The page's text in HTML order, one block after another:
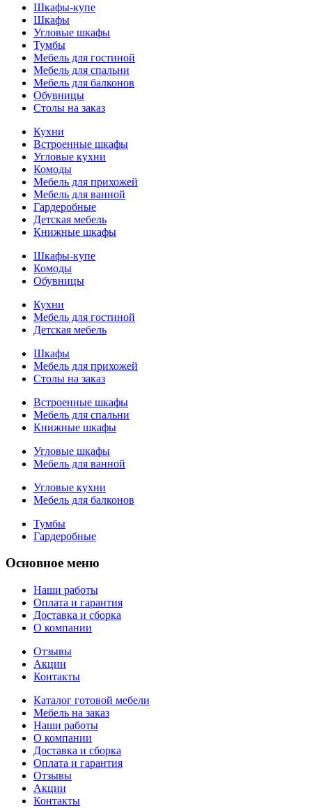
Шкафы-купе
Шкафы
Угловые шкафы
Тумбы
Мебель для гостиной
Мебель для спальни
Мебель для балконов
Обувницы
Столы на заказ
Кухни
Встроенные шкафы
Угловые кухни
Комоды
Мебель для прихожей
Мебель для ванной
Гардеробные
Детская мебель
Книжные шкафы
Шкафы-купе
Комоды
Обувницы
Кухни
Мебель для гостиной
Детская мебель
Шкафы
Мебель для прихожей
Столы на заказ
Встроенные шкафы
Мебель для спальни
Книжные шкафы
Угловые шкафы
Мебель для ванной
Угловые кухни
Мебель для балконов
Тумбы
Гардеробные
Основное меню
Наши работы
Оплата и гарантия
Доставка и сборка
О компании
Отзывы
Акции
Контакты
Каталог готовой мебели
Мебель на заказ
Наши работы
О компании
Доставка и сборка
Оплата и гарантия
Отзывы
Акции
Контакты